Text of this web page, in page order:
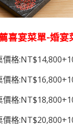
喜宴菜單-婚宴
格
格
價格
格